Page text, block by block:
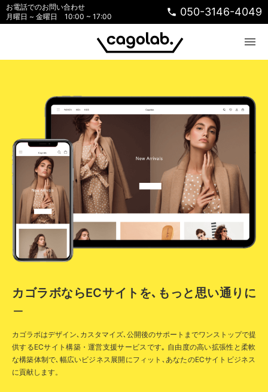
お電話でのお問い合わせ
月曜日 ~ 金曜日 10:00 ~ 17:00
phone 050-3146-4049
menu
カゴラボならECサイトを､ もっと思い通りに
カゴラボはデザイン､カスタマイズ､公開後のサポートまでワンストップで提
供するECサイト構築・運営支援サービスです｡ 自由度の高い拡張性と柔軟
な構築体制で､幅広いビジネス展開にフィット､あなたのECサイトビジネス
に貢献します。